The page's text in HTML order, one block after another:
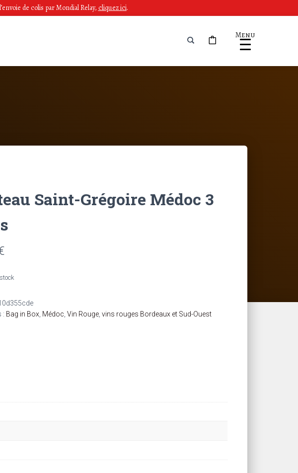
de colis par Mondial Relay, cliquez ici.
Menu
Saint-Grégoire Médoc 3
: Bag in Box Médoc Vin Rouge vins rouges Bordeaux et Sud-Ouest